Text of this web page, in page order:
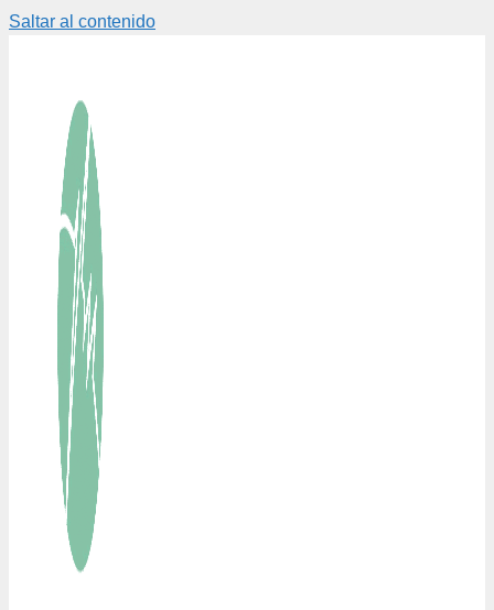
Saltar al contenido